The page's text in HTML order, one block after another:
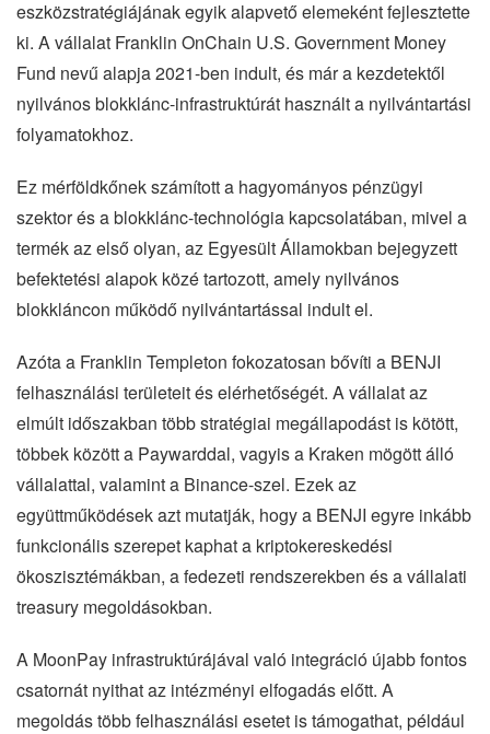
eszközstratégiájának egyik alapvető elemeként fejlesztette
ki. A vállalat Franklin OnChain U.S. Government Money
Fund nevű alapja 2021-ben indult, és már a kezdetektől
nyilvános blokklánc-infrastruktúrát használt a nyilvántartási
folyamatokhoz.
Ez mérföldkőnek számított a hagyományos pénzügyi
szektor és a blokklánc-technológia kapcsolatában, mivel a
termék az első olyan, az Egyesült Államokban bejegyzett
befektetési alapok közé tartozott, amely nyilvános
blokkláncon működő nyilvántartással indult el.
Azóta a Franklin Templeton fokozatosan bővíti a BENJI
felhasználási területeit és elérhetőségét. A vállalat az
elmúlt időszakban több stratégiai megállapodást is kötött,
többek között a Paywarddal, vagyis a Kraken mögött álló
vállalattal, valamint a Binance-szel. Ezek az
együttműködések azt mutatják, hogy a BENJI egyre inkább
funkcionális szerepet kaphat a kriptokereskedési
ökoszisztémákban, a fedezeti rendszerekben és a vállalati
treasury megoldásokban.
A MoonPay infrastruktúrájával való integráció újabb fontos
csatornát nyithat az intézményi elfogadás előtt. A
megoldás több felhasználási esetet is támogathat, például